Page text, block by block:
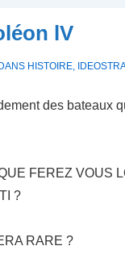
lV
HISTOIRE,
des bateaux
FEREZ VOUS
?
RARE ?